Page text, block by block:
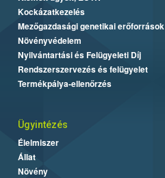
Kockázatkezelés
Mezőgazdasági genetikai erőforrások
Növényvédelem
Nyilvántartási és Felügyeleti Díj
Rendszerszervezés és felügyelet
Termékpálya-ellenőrzés
Ügyintézés
Élelmiszer
Állat
Növény